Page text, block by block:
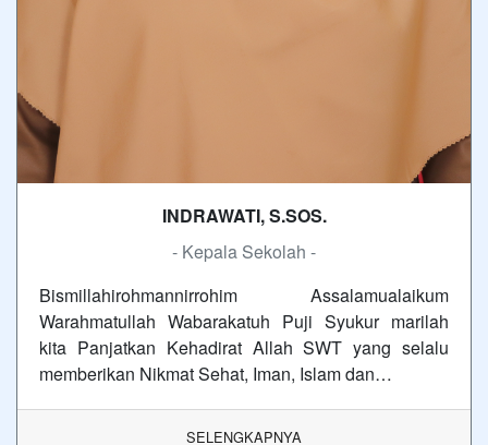
INDRAWATI, S.SOS.
- Kepala Sekolah -
Bismillahirohmannirrohim Assalamualaikum
Warahmatullah Wabarakatuh Puji Syukur marilah
kita Panjatkan Kehadirat Allah SWT yang selalu
memberikan Nikmat Sehat, Iman, Islam dan…
SELENGKAPNYA